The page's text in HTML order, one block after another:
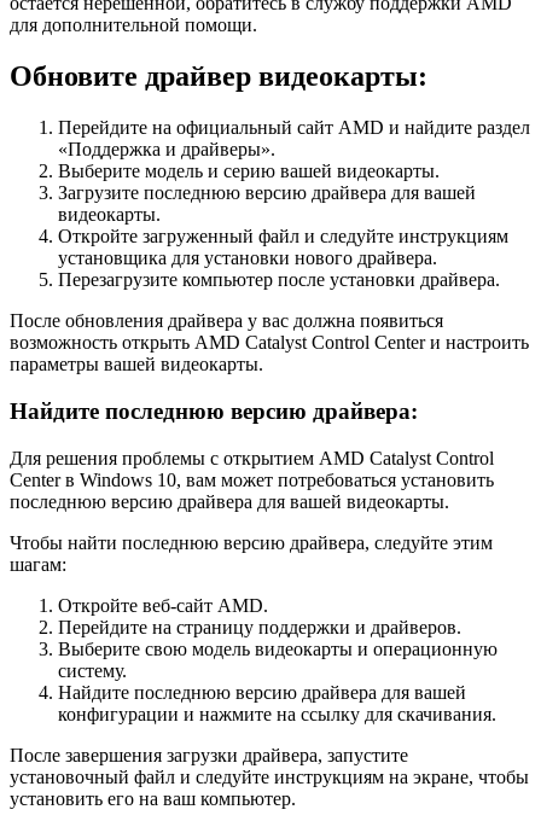
для дополнительной помощи.
Обновите драйвер видеокарты:
Перейдите на официальный сайт AMD и найдите раздел
«Поддержка и драйверы».
Выберите модель и серию вашей видеокарты.
Загрузите последнюю версию драйвера для вашей
видеокарты.
Откройте загруженный файл и следуйте инструкциям
установщика для установки нового драйвера.
Перезагрузите компьютер после установки драйвера.
После обновления драйвера у вас должна появиться
возможность открыть AMD Catalyst Control Center и настроить
параметры вашей видеокарты.
Найдите последнюю версию драйвера:
Для решения проблемы с открытием AMD Catalyst Control
Center в Windows 10, вам может потребоваться установить
последнюю версию драйвера для вашей видеокарты.
Чтобы найти последнюю версию драйвера, следуйте этим
шагам:
Откройте веб-сайт AMD.
Перейдите на страницу поддержки и драйверов.
Выберите свою модель видеокарты и операционную
систему.
Найдите последнюю версию драйвера для вашей
конфигурации и нажмите на ссылку для скачивания.
После завершения загрузки драйвера, запустите
установочный файл и следуйте инструкциям на экране, чтобы
установить его на ваш компьютер.